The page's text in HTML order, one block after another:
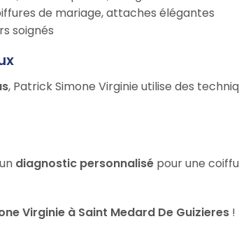
de mariage, attaches élégantes
soignés
, Patrick Simone Virginie utilise des
diagnostic personnalisé pour une
Virginie à Saint Medard De Guizieres !